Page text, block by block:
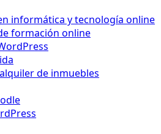
informática y tecnología online
formación online
de inmuebles